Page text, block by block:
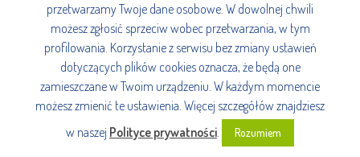
przetwarzamy Twoje dane osobowe. W dowolnej chwili
możesz zgłosić sprzeciw wobec przetwarzania, w tym
profilowania. Korzystanie z serwisu bez zmiany ustawień
dotyczących plików cookies oznacza, że będą one
zamieszczane w Twoim urządzeniu. W każdym momencie
możesz zmienić te ustawienia. Więcej szczegółów znajdziesz
w naszej Polityce prywatności. Rozumiem